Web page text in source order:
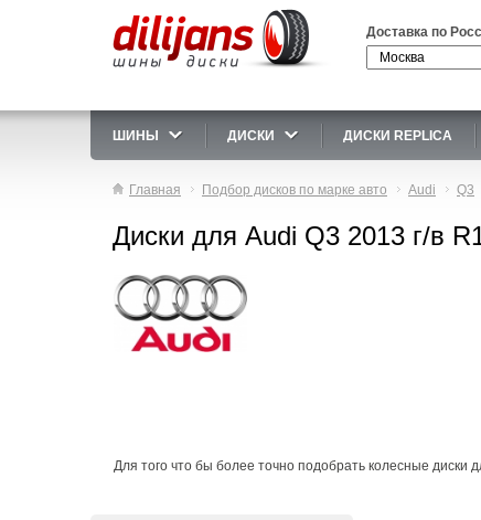
Доставка по
ШИНЫ ДИСКИ ДИСКИ REPLICA
Главная Подбор дисков по марке авто Audi Q3
Диски для Audi Q3 2013 г/в
Для того что бы более точно подобрать колесные диски